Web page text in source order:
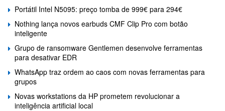
Portátil Intel N5095: preço tomba de 999€ para 294€
Nothing lança novos earbuds CMF Clip Pro com botão
inteligente
Grupo de ransomware Gentlemen desenvolve ferramentas
para desativar EDR
WhatsApp traz ordem ao caos com novas ferramentas para
grupos
Novas workstations da HP prometem revolucionar a
inteligência artificial local